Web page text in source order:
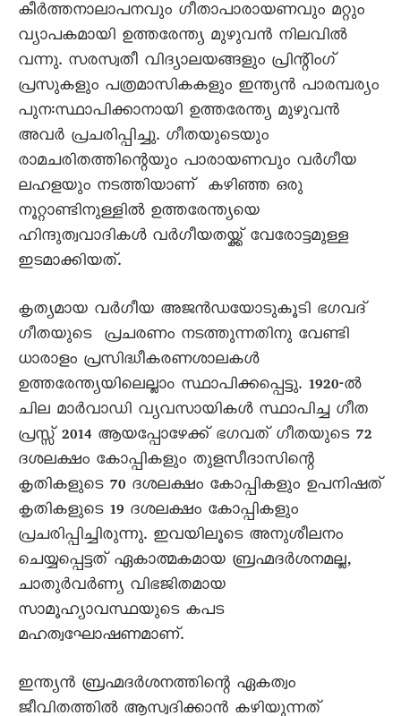
കീർത്തനാലാപനവും ഗീതാപാരായണവും മറ്റും
വ്യാപകമായി ഉത്തരേന്ത്യ മുഴുവൻ നിലവിൽ
വന്നു. സരസ്വതീ വിദ്യാലയങ്ങളും പ്രിന്റിംഗ്
പ്രസുകളും പത്രമാസികകളും ഇന്ത്യൻ പാരമ്പര്യം
പുന:സ്ഥാപിക്കാനായി ഉത്തരേന്ത്യ മുഴുവൻ
അവർ പ്രചരിപ്പിച്ചു. ഗീതയുടെയും
രാമചരിതത്തിന്റെയും പാരായണവും വർഗീയ
ലഹളയും നടത്തിയാണ് കഴിഞ്ഞ ഒരു
നൂറ്റാണ്ടിനുള്ളിൽ ഉത്തരേന്ത്യയെ
ഹിന്ദുത്വവാദികൾ വർഗീയതയ്ക്ക് വേരോട്ടമുള്ള
ഇടമാക്കിയത്.
കൃത്യമായ വർഗീയ അജൻഡയോടുകൂടി ഭഗവദ്
ഗീതയുടെ പ്രചരണം നടത്തുന്നതിനു വേണ്ടി
ധാരാളം പ്രസിദ്ധീകരണശാലകൾ
ഉത്തരേന്ത്യയിലെല്ലാം സ്ഥാപിക്കപ്പെട്ടു. 1920-ൽ
ചില മാർവാഡി വ്യവസായികൾ സ്ഥാപിച്ച ഗീത
പ്രസ്സ് 2014 ആയപ്പോഴേക്ക് ഭഗവത് ഗീതയുടെ 72
ദശലക്ഷം കോപ്പികളും തുളസീദാസിന്റെ
കൃതികളുടെ 70 ദശലക്ഷം കോപ്പികളും ഉപനിഷത്
കൃതികളുടെ 19 ദശലക്ഷം കോപ്പികളും
പ്രചരിപ്പിച്ചിരുന്നു. ഇവയിലൂടെ അനുശീലനം
ചെയ്യപ്പെട്ടത് ഏകാത്മകമായ ബ്രഹ്മദർശനമല്ല,
ചാതുർവർണ്യ വിഭജിതമായ
സാമൂഹ്യാവസ്ഥയുടെ കപട
മഹത്വഘോഷണമാണ്.
ഇന്ത്യൻ ബ്രഹ്മദർശനത്തിന്റെ ഏകത്വം
ജീവിതത്തിൽ ആസ്വദിക്കാൻ കഴിയുന്നത്